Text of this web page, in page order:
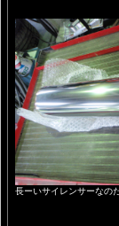
長ーいサイレンサーなの